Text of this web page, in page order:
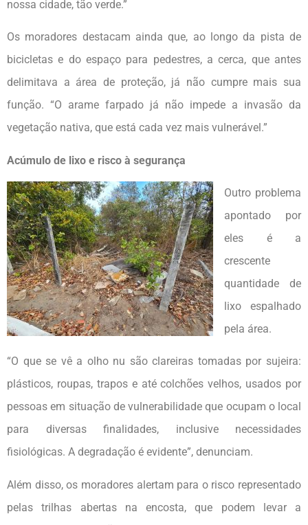
nossa cidade, tão verde.”
Os moradores destacam ainda que, ao longo da pista de
bicicletas e do espaço para pedestres, a cerca, que antes
delimitava a área de proteção, já não cumpre mais sua
função. “O arame farpado já não impede a invasão da
vegetação nativa, que está cada vez mais vulnerável.”
Acúmulo de lixo e risco à segurança
Outro problema
apontado por
eles é a
crescente
quantidade de
lixo espalhado
pela área.
“O que se vê a olho nu são clareiras tomadas por sujeira:
plásticos, roupas, trapos e até colchões velhos, usados por
pessoas em situação de vulnerabilidade que ocupam o local
para diversas finalidades, inclusive necessidades
fisiológicas. A degradação é evidente”, denunciam.
Além disso, os moradores alertam para o risco representado
pelas trilhas abertas na encosta, que podem levar a